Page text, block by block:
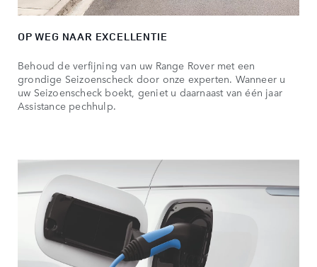
OP WEG NAAR EXCELLENTIE
Behoud de verfijning van uw Range Rover met een
grondige Seizoenscheck door onze experten. Wanneer u
uw Seizoenscheck boekt, geniet u daarnaast van één jaar
Assistance pechhulp.